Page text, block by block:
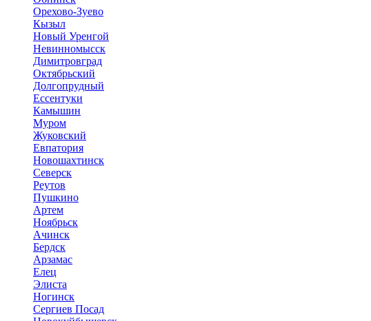
Орехово-Зуево
Кызыл
Новый Уренгой
Невинномысск
Димитровград
Октябрьский
Долгопрудный
Ессентуки
Камышин
Муром
Жуковский
Евпатория
Новошахтинск
Северск
Реутов
Пушкино
Артем
Ноябрьск
Ачинск
Бердск
Арзамас
Елец
Элиста
Ногинск
Сергиев Посад